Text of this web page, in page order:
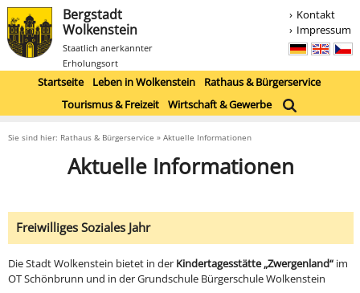
Bergstadt
Wolkenstein
Staatlich anerkannter
Erholungsort
Kontakt
Impressum
Startseite Leben in Wolkenstein
Rathaus & Bürgerservice
Tourismus & Freizeit
Wirtschaft & Gewerbe
Sie sind hier: Rathaus & Bürgerservice » Aktuelle Informationen
Aktuelle Informationen
Freiwilliges Soziales Jahr
Die Stadt Wolkenstein bietet in der Kindertagesstätte „Zwergenland“im
OT Schönbrunn und in der Grundschule Bürgerschule Wolkenstein